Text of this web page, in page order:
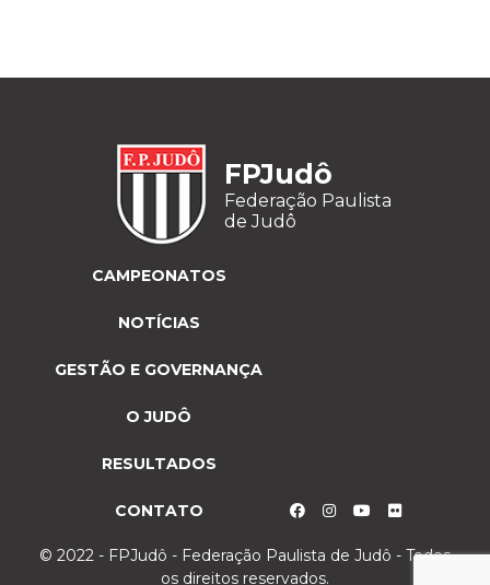
FPJudô
Federação Paulista
de Judô
CAMPEONATOS
NOTÍCIAS
GESTÃO E GOVERNANÇA
O JUDÔ
RESULTADOS
CONTATO
© 2022 - FPJudô - Federação Paulista de Judô - Todos
os direitos reservados.